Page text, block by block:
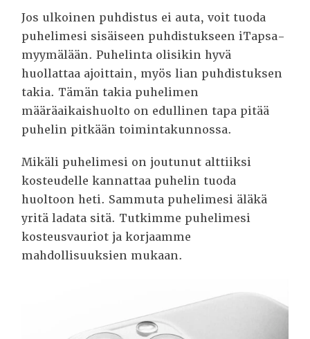
Jos ulkoinen puhdistus ei auta, voit tuoda
puhelimesi sisäiseen puhdistukseen iTapsa-
myymälään. Puhelinta olisikin hyvä
huollattaa ajoittain, myös lian puhdistuksen
takia. Tämän takia puhelimen
määräaikaishuolto on edullinen tapa pitää
puhelin pitkään toimintakunnossa.
Mikäli puhelimesi on joutunut alttiiksi
kosteudelle kannattaa puhelin tuoda
huoltoon heti. Sammuta puhelimesi äläkä
yritä ladata sitä. Tutkimme puhelimesi
kosteusvauriot ja korjaamme
mahdollisuuksien mukaan.